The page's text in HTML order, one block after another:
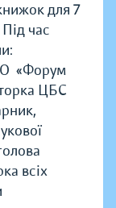
для 7
Під час
«Форум
ЦБС
всіх